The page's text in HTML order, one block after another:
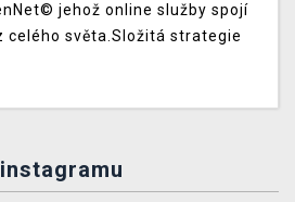
jehož online služby spojí
světa.Složitá strategie